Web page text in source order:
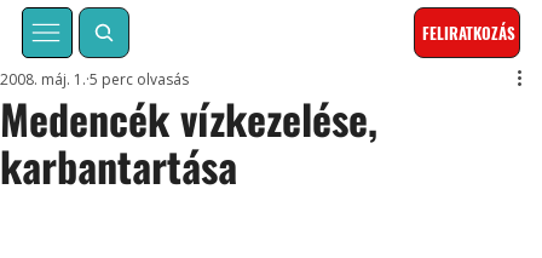
FELIRATKOZÁS
Medencék vízkezelése,
karbantartása
2008. máj. 1. 5 perc olvasás